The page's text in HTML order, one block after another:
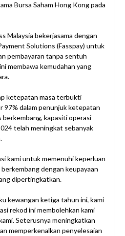
Bursa Saham Hong Kong pada
Malaysia bekerjasama dengan
Solutions (Fasspay) untuk
pembayaran tanpa sentuh
membawa kemudahan yang
ketepatan masa terbukti
97% dalam penunjuk ketepatan
berkembang, kapasiti operasi
telah meningkat sebanyak
kami untuk memenuhi keperluan
dengan keupayaan
dipertingkatkan.
kewangan ketiga tahun ini, kami
rekod ini membolehkan kami
Seterusnya meningkatkan
memperkenalkan penyelesaian